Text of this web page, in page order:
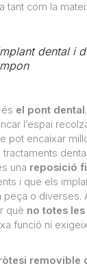
tant com la
dental i
el pont dental
l’espai
pot encaixar
una reposició
i que els
peça o diverses.
què no totes
funció ni
removible